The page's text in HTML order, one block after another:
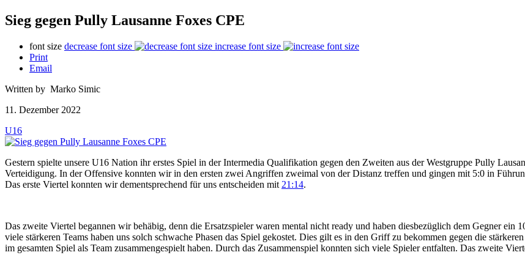
Sieg gegen Pully Lausanne Foxes CPE
font size decrease font size
increase font size
Print
Email
Written by Marko Simic
11. Dezember 2022
U16
Gestern spielte unsere U16 Nation ihr erstes Spiel in der Intermedia Qualifikation gegen den Zweiten aus der Westgruppe Pully
Verteidigung. In der Offensive konnten wir in den ersten zwei Angriffen zweimal von der Distanz treffen und gingen mit 5:0 in
Das erste Viertel konnten wir dementsprechend für uns entscheiden mit 21:14.
Das zweite Viertel begannen wir behäbig, denn die Ersatzspieler waren mental nicht ready und haben diesbezüglich dem Gegner ein
viele stärkeren Teams haben uns solch schwache Phasen das Spiel gekostet. Dies gilt es in den Griff zu bekommen gegen die
im gesamten Spiel als Team zusammengespielt haben. Durch das Zusammenspiel konnten sich viele Spieler entfalten. Das zweite